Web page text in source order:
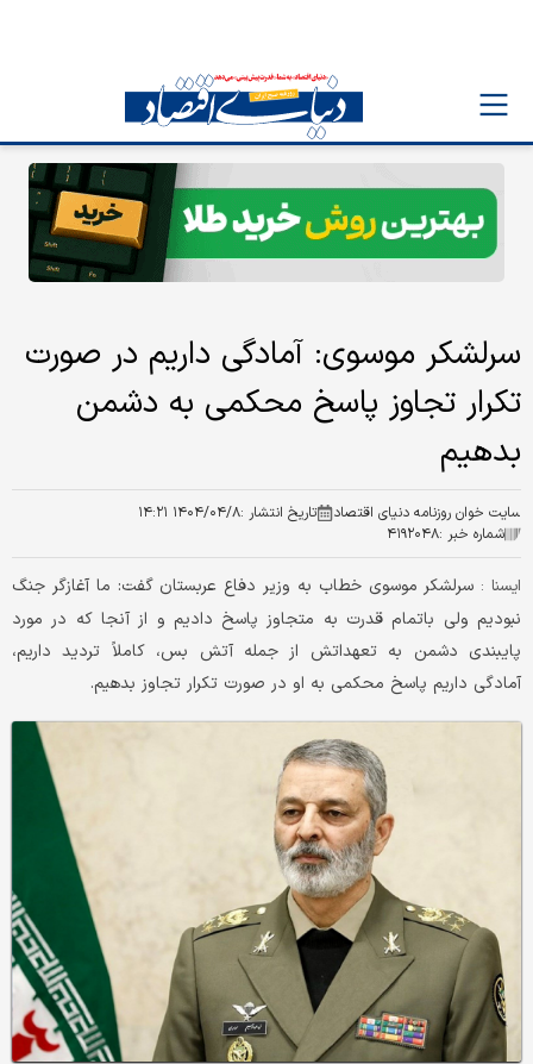
سرلشکر موسوی: آمادگی داریم در صورت
تکرار تجاوز پاسخ محکمی به دشمن
بدهیم
سایت خوان روزنامه دنیای اقتصاد تاریخ انتشار :۱۴۰۴/۰۴/۸ ۱۴:۲۱
شماره خبر :۴۱۹۲۰۴۸
ایسنا : سرلشکر موسوی خطاب به وزیر دفاع عربستان گفت: ما آغازگر جنگ
نبودیم ولی باتمام قدرت به متجاوز پاسخ دادیم و از آنجا که در مورد
پایبندی دشمن به تعهداتش از جمله آتش بس، کاملاً تردید داریم،
آمادگی داریم پاسخ محکمی به او در صورت تکرار تجاوز بدهیم.